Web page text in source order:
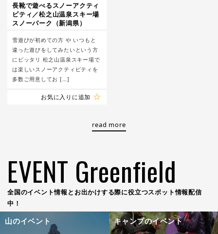
長靴で遊べるスノーアクティ
ビティ／松之山温泉スキー場
スノーパーク（新潟県）
雪遊びが初めての方 や いつもと
違った遊びをしてみたいという方
にピッタリ 松之山温泉スキー場で
は楽しいスノーアクティビティを
多数ご用意してお […]
お気に入りに追加
read more
EVENT Greenfield
全国のイベント情報とお出かけする際に役立つスポット情報配信
中！
山のイベント キャンプのイベント